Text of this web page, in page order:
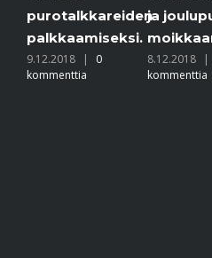
| 0
ja joulupukkia
moikkaamassa.
8.12.2018 | 0
kommenttia